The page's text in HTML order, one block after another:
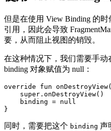
但是在使用 View Binding 的
引用，因此会导致
要，从而阻止视图的销毁。
在这种情况下，我们需要手动
binding 对象赋值为 null：
override fun onDestroyView
super . onDestroyView()
binding = null
}
同时，需要把这个 binding 声